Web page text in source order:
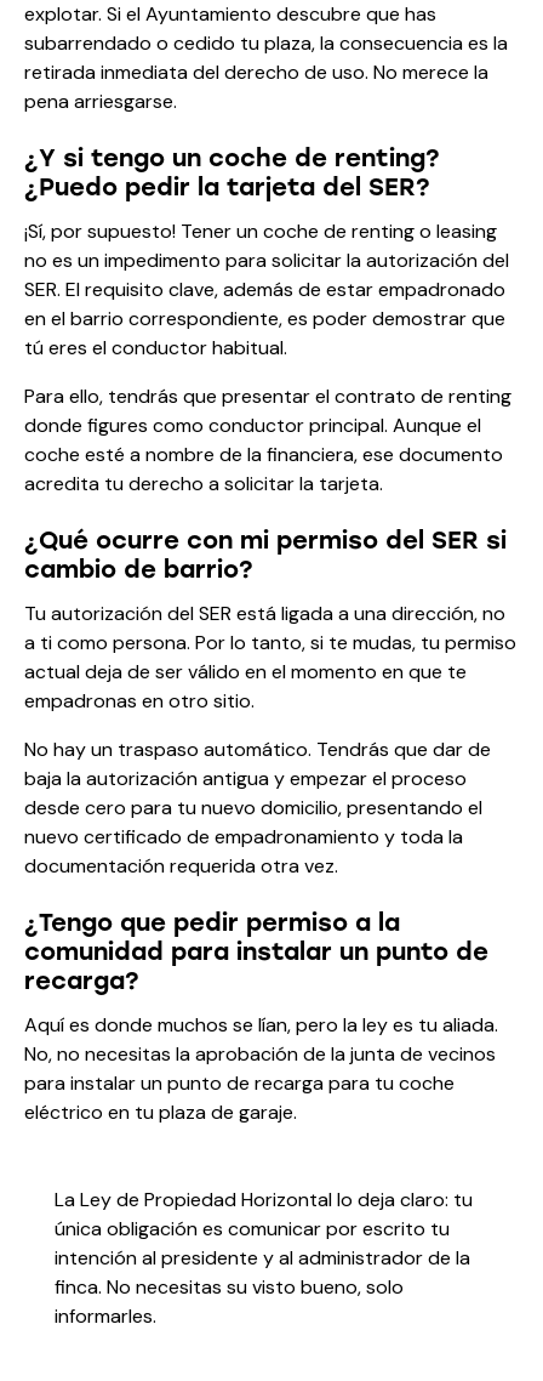
explotar. Si el Ayuntamiento descubre que has
subarrendado o cedido tu plaza, la consecuencia es la
retirada inmediata del derecho de uso. No merece la
pena arriesgarse.
¿Y si tengo un coche de renting?
¿Puedo pedir la tarjeta del SER?
¡Sí, por supuesto! Tener un coche de renting o leasing
no es un impedimento para solicitar la autorización del
SER. El requisito clave, además de estar empadronado
en el barrio correspondiente, es poder demostrar que
tú eres el conductor habitual.
Para ello, tendrás que presentar el contrato de renting
donde figures como conductor principal. Aunque el
coche esté a nombre de la financiera, ese documento
acredita tu derecho a solicitar la tarjeta.
¿Qué ocurre con mi permiso del SER si
cambio de barrio?
Tu autorización del SER está ligada a una dirección, no
a ti como persona. Por lo tanto, si te mudas, tu permiso
actual deja de ser válido en el momento en que te
empadronas en otro sitio.
No hay un traspaso automático. Tendrás que dar de
baja la autorización antigua y empezar el proceso
desde cero para tu nuevo domicilio, presentando el
nuevo certificado de empadronamiento y toda la
documentación requerida otra vez.
¿Tengo que pedir permiso a la
comunidad para instalar un punto de
recarga?
Aquí es donde muchos se lían, pero la ley es tu aliada.
No, no necesitas la aprobación de la junta de vecinos
para instalar un punto de recarga para tu coche
eléctrico en tu plaza de garaje.
La Ley de Propiedad Horizontal lo deja claro: tu
única obligación es comunicar por escrito tu
intención al presidente y al administrador de la
finca. No necesitas su visto bueno, solo
informarles.